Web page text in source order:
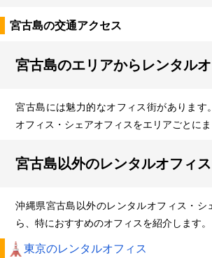
宮古島の交通アクセス
宮古島のエリアからレンタル
宮古島には魅力的なオフィス街があります
オフィス・シェアオフィスをエリアごとにま
宮古島以外のレンタルオフィス
沖縄県宮古島以外のレンタルオフィス・シ
ら、特におすすめのオフィスを紹介します。
東京のレンタルオフィス